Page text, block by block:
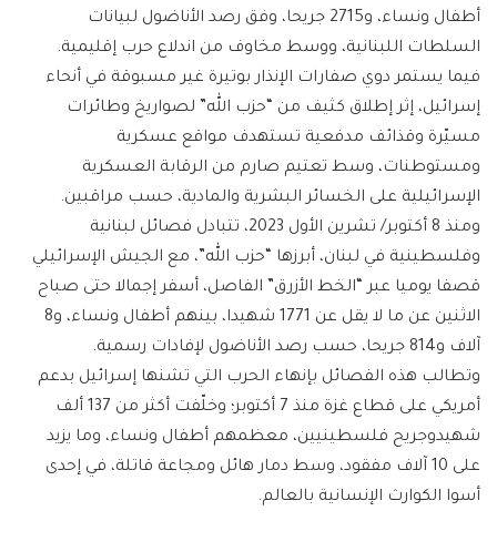
أطفال ونساء، و2715 جريحا، وفق رصد الأناضول لبيانات
السلطات اللبنانية، ووسط مخاوف من اندلاع حرب إقليمية.
فيما يستمر دوي صفارات الإنذار بوتيرة غير مسبوقة في أنحاء
إسرائيل، إثر إطلاق كثيف من “حزب الله” لصواريخ وطائرات
مسيّرة وقذائف مدفعية تستهدف مواقع عسكرية
ومستوطنات، وسط تعتيم صارم من الرقابة العسكرية
الإسرائيلية على الخسائر البشرية والمادية، حسب مراقبين.
ومنذ 8 أكتوبر/ تشرين الأول 2023، تتبادل فصائل لبنانية
وفلسطينية في لبنان، أبرزها “حزب الله”، مع الجيش الإسرائيلي
قصفا يوميا عبر “الخط الأزرق” الفاصل، أسفر إجمالا حتى صباح
الاثنين عن ما لا يقل عن 1771 شهيدا، بينهم أطفال ونساء، و8
آلاف و814 جريحا، حسب رصد الأناضول لإفادات رسمية.
وتطالب هذه الفصائل بإنهاء الحرب التي تشنها إسرائيل بدعم
أمريكي على قطاع غزة منذ 7 أكتوبر؛ وخلّفت أكثر من 137 ألف
شهيدوجريح فلسطينيين، معظمهم أطفال ونساء، وما يزيد
على 10 آلاف مفقود، وسط دمار هائل ومجاعة قاتلة، في إحدى
أسوا الكوارث الإنسانية بالعالم.